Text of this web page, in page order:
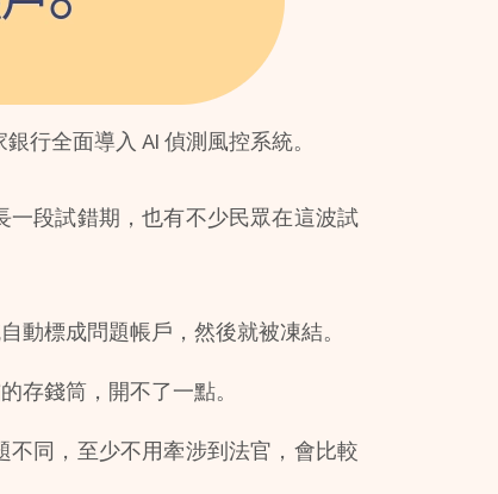
行全面導入 AI 偵測風控系統。
段試錯期，也有不少民眾在這波試
動標成問題帳戶，然後就被凍結。
錢筒，開不了一點。
同，至少不用牽涉到法官，會比較